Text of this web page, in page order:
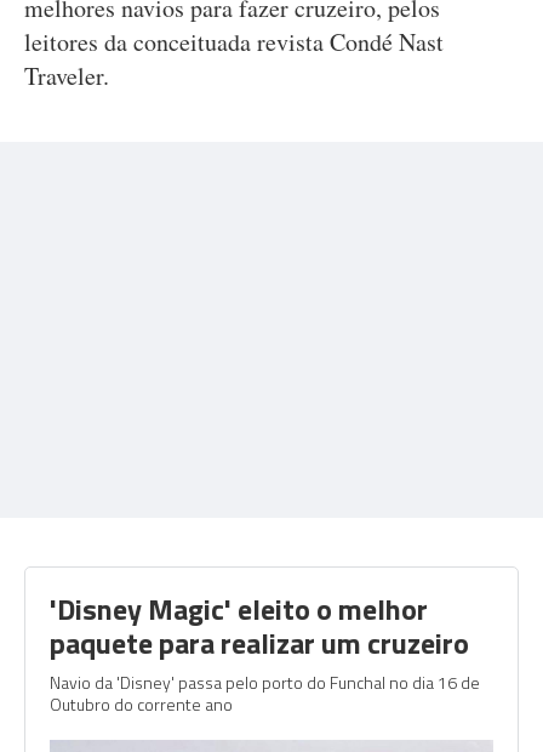
melhores navios para fazer cruzeiro, pelos
leitores da conceituada revista Condé Nast
Traveler.
'Disney Magic' eleito o melhor
paquete para realizar um cruzeiro
Navio da 'Disney' passa pelo porto do Funchal no dia 16 de
Outubro do corrente ano